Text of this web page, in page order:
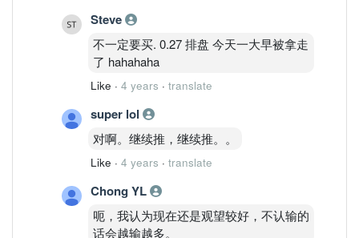
Steve
不一定要买. 0.27 排盘 今天一大早被拿走
了 hahahaha
Like · 4 years · translate
super lol
对啊。继续推，继续推。。
Like · 4 years · translate
Chong YL
呃，我认为现在还是观望较好，不认输的
话会越输越多。